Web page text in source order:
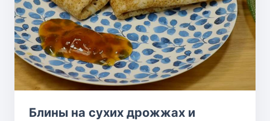
Блины на сухих дрожжах и